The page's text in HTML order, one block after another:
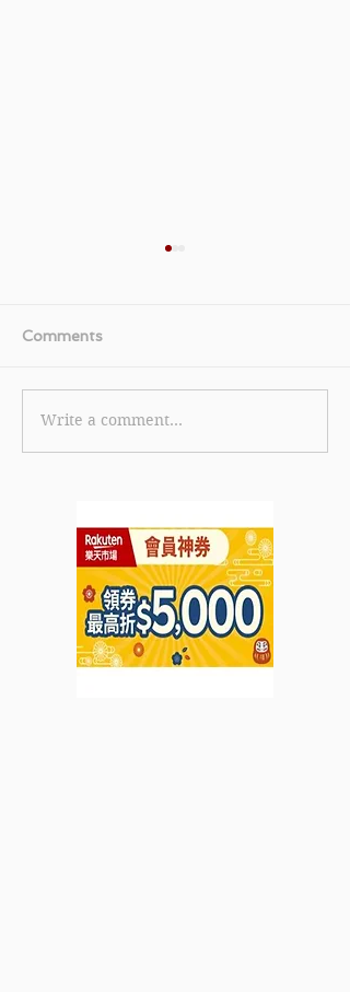
《HKairportShop 優
惠》- 購物滿HK$1,000
消費凡滿HK$3,800即獲
首爾/新加坡來回機票 (優
惠至2024年3月20日)
Comments
Write a comment...